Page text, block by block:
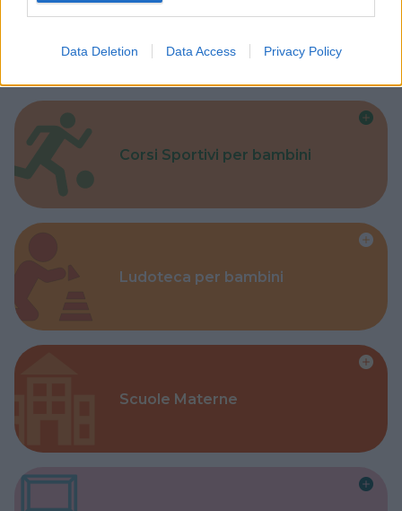
Data Deletion Data Access Privacy Policy
Corsi Sportivi per bambini
Ludoteca per bambini
Scuole Materne